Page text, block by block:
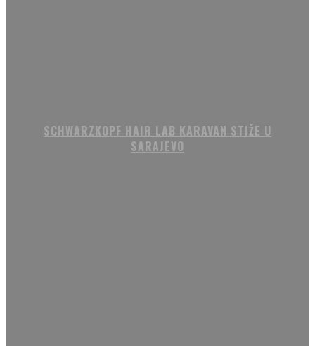
SCHWARZKOPF HAIR LAB KARAVAN STIŽE U
SARAJEVO